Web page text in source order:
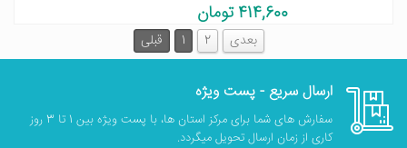
414,600 تومان
قبلی 1 2 بعدی
ارسال سریع - پست ویژه
سفارش های شما برای مرکز استان ها، با پست ویژه بین 1 تا 3 روز
کاری از زمان ارسال تحویل میگردد.